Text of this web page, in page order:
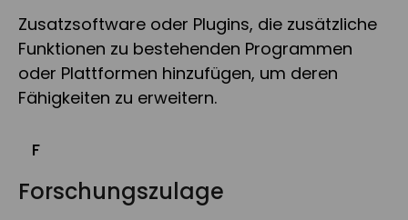
Zusatzsoftware oder Plugins, die zusätzliche
Funktionen zu bestehenden Programmen
oder Plattformen hinzufügen, um deren
Fähigkeiten zu erweitern.
F
Forschungszulage